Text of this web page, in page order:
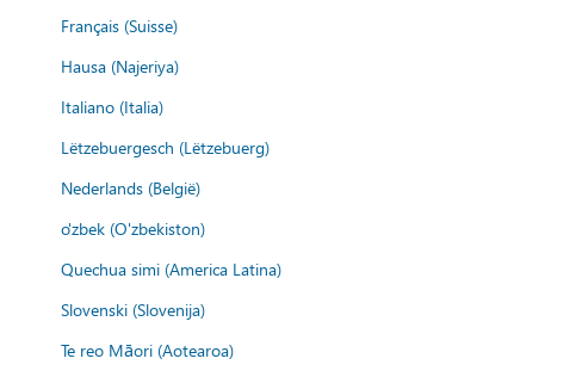
Français (Suisse)
Hausa (Najeriya)
Italiano (Italia)
Lëtzebuergesch (Lëtzebuerg)
Nederlands (België)
o'zbek (O'zbekiston)
Quechua simi (America Latina)
Slovenski (Slovenija)
Te reo Māori (Aotearoa)